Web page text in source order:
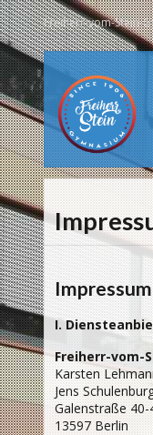
Freiherr-vom-Stein-
Impressum
I.
Freiherr-vom-
Karsten
Jens
Galenstraße 40-
13597 Berlin